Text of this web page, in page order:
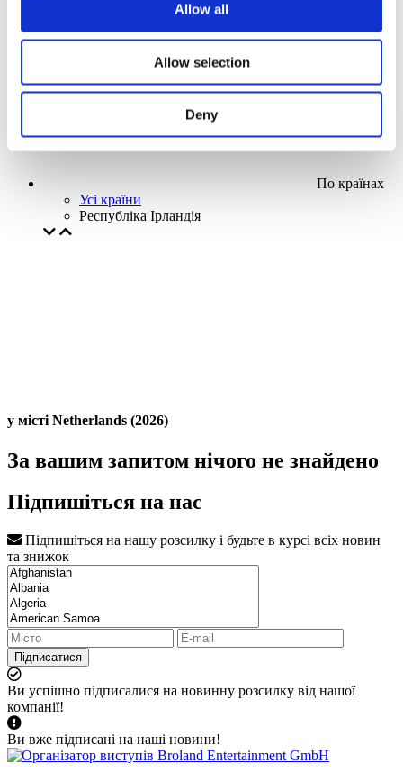
Allow all
Allow selection
Deny
Без піджанру
По країнах
Усі країни
Республіка Ірландія
у місті Netherlands (2026)
За вашим запитом нічого не знайдено
Підпишіться на нас
Підпишіться на нашу розсилку і будьте в курсі всіх новин
та знижок
Підписатися
Ви успішно підписалися на новинну розсилку від нашої
компанії!
Ви вже підписані на наші новини!